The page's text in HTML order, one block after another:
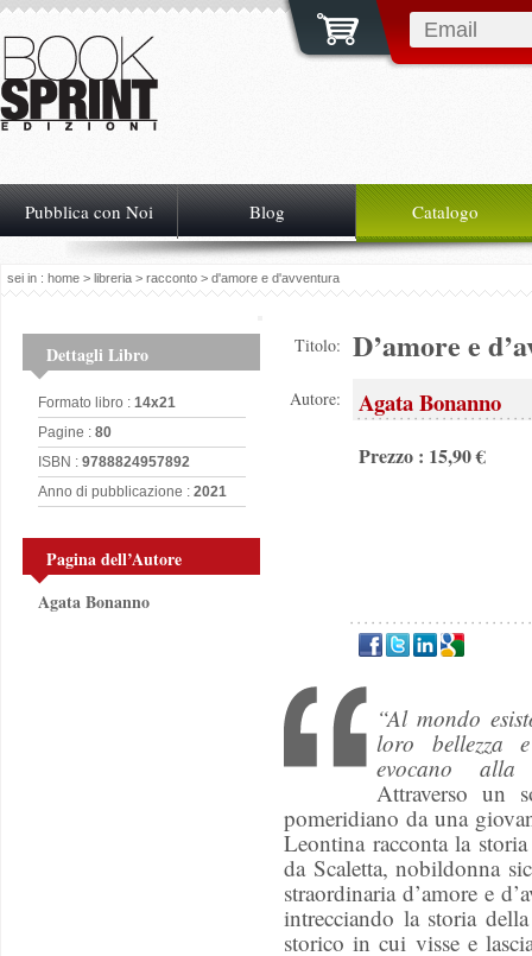
Pubblica con Noi Blog Catalogo
sei in : home > libreria > racconto > d'amore e d'avventura
Dettagli Libro
Formato libro : 14x21
Pagine : 80
ISBN : 9788824957892
Anno di pubblicazione : 2021
Pagina dell’Autore
Agata Bonanno
Titolo: D’amore e
Autore: Agata Bonanno
Prezzo : 15,90 €
“Al mondo
loro bellezza
evocano alla
Attraverso un
pomeridiano da una
Leontina racconta la
da Scaletta, nobildonna
straordinaria d’amore e
intrecciando la storia
storico in cui visse e